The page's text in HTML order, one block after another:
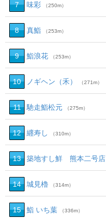
7 味彩 （250m）
8 真鮨 （253m）
9 鮨浪花 （253m）
10 ノギヘン（禾） （271m）
11 馳走鮨松元 （275m）
12 纒寿し （310m）
13 築地すし鮮 熊本二号店
14 城見櫓 （314m）
15 鮨 いち葉 （336m）